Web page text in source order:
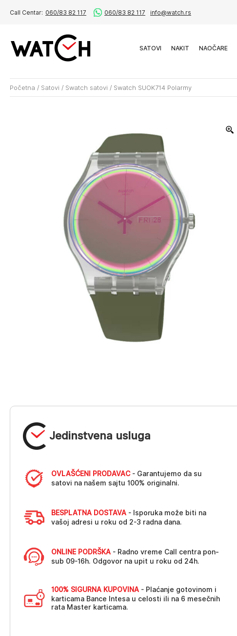
Call Centar: 060/83 82 117 060/83 82 117 info@watch.rs
SATOVI NAKIT NAOČARE
Početna / Satovi / Swatch satovi / Swatch SUOK714 Polarmy
Jedinstvena usluga
OVLAŠĆENI PRODAVAC- Garantujemo da su
satovi na našem sajtu 100% originalni.
BESPLATNA DOSTAVA - Isporuka može biti na
vašoj adresi u roku od 2-3 radna dana.
ONLINE PODRŠKA - Radno vreme Call centra pon-
sub 09-16h. Odgovor na upit u roku od 24h.
100% SIGURNA KUPOVINA - Plaćanje gotovinom i
karticama Bance Intesa u celosti ili na 6 mesečnih
rata Master karticama.